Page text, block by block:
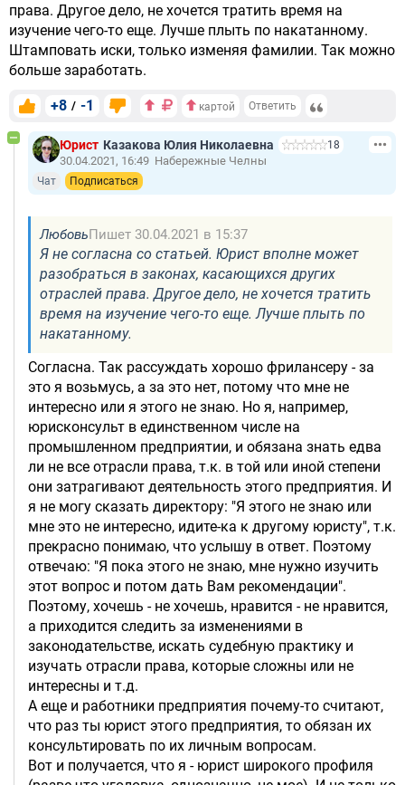
права. Другое дело, не хочется тратить время на
изучение чего-то еще. Лучше плыть по накатанному.
Штамповать иски, только изменяя фамилии. Так можно
больше заработать.
+8 / -1 картой Ответить
Юрист Казакова Юлия Николаевна 18
30.04.2021, 16:49 Набережные Челны
Чат Подписаться
ЛюбовьПишет 30.04.2021 в 15:37
Я не согласна со статьей. Юрист вполне может
разобраться в законах, касающихся других
отраслей права. Другое дело, не хочется тратить
время на изучение чего-то еще. Лучше плыть по
накатанному.
Согласна. Так рассуждать хорошо фрилансеру - за
это я возьмусь, а за это нет, потому что мне не
интересно или я этого не знаю. Но я, например,
юрисконсульт в единственном числе на
промышленном предприятии, и обязана знать едва
ли не все отрасли права, т.к. в той или иной степени
они затрагивают деятельность этого предприятия. И
я не могу сказать директору: "Я этого не знаю или
мне это не интересно, идите-ка к другому юристу", т.к.
прекрасно понимаю, что услышу в ответ. Поэтому
отвечаю: "Я пока этого не знаю, мне нужно изучить
этот вопрос и потом дать Вам рекомендации".
Поэтому, хочешь - не хочешь, нравится - не нравится,
а приходится следить за изменениями в
законодательстве, искать судебную практику и
изучать отрасли права, которые сложны или не
интересны и т.д.
А еще и работники предприятия почему-то считают,
что раз ты юрист этого предприятия, то обязан их
консультировать по их личным вопросам.
Вот и получается, что я - юрист широкого профиля